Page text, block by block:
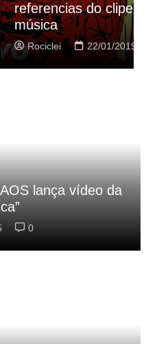
sua nova
0
lança vídeo da
0